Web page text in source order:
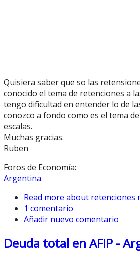
Quisiera saber que so las
conocido el tema de retenciones a
tengo dificultad en entender lo de
conozco a fondo como es el tema
escalas.
Muchas gracias.
Ruben
Foros de Economía:
Argentina
Read more about retenciones
1 comentario
Añadir nuevo comentario
Deuda total en AFIP -